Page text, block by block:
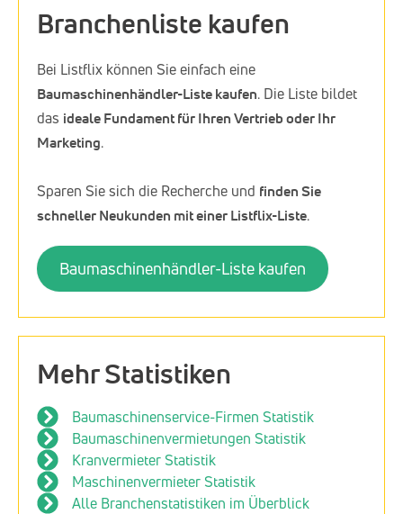
Branchenliste kaufen
Bei Listflix können Sie einfach eine
Baumaschinenhändler-Liste kaufen. Die Liste bildet
das ideale Fundament für Ihren Vertrieb oder Ihr
Marketing.
Sparen Sie sich die Recherche und finden Sie
schneller Neukunden mit einer Listflix-Liste.
Baumaschinenhändler-Liste kaufen
Mehr Statistiken
Baumaschinenservice-Firmen Statistik
Baumaschinenvermietungen Statistik
Kranvermieter Statistik
Maschinenvermieter Statistik
Alle Branchenstatistiken im Überblick